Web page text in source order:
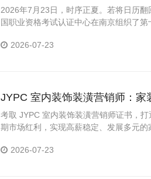
2026年7月23日，时序正夏。若将日历
国职业资格考试认证中心在南京组织了
接的寻常一页，却也折射出一家第三
2026-07-23
JYPC 室内装饰装潢营销师：
考取 JYPC 室内装饰装潢营销师证书，
期市场红利，实现高薪稳定、发展多元的
2026-07-23